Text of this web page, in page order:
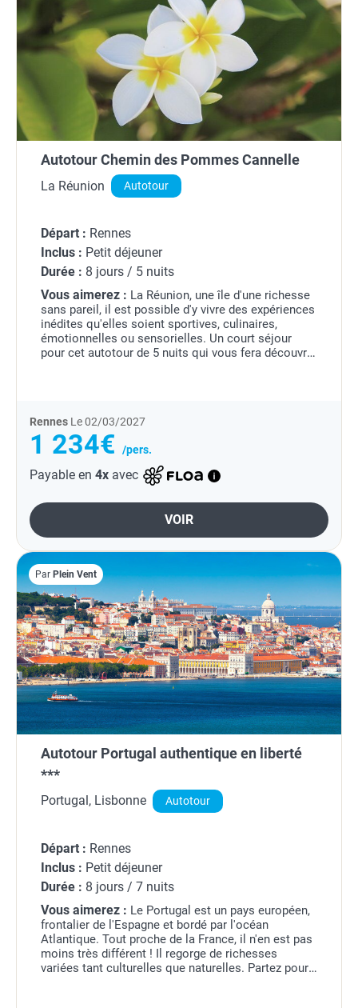
Autotour Chemin des Pommes Cannelle
La Réunion Autotour
Départ : Rennes
Inclus : Petit déjeuner
Durée : 8 jours / 5 nuits
Vous aimerez : La Réunion, une île d'une richesse
sans pareil, il est possible d'y vivre des expériences
inédites qu'elles soient sportives, culinaires,
émotionnelles ou sensorielles. Un court séjour
pour cet autotour de 5 nuits qui vous fera découvrir
Rennes Le 02/03/2027
1 234€ /pers.
Payable en 4x avec
VOIR
Par Plein Vent
Autotour Portugal authentique en liberté
***
Portugal, Lisbonne Autotour
Départ : Rennes
Inclus : Petit déjeuner
Durée : 8 jours / 7 nuits
Vous aimerez : Le Portugal est un pays européen,
frontalier de l'Espagne et bordé par l'océan
Atlantique. Tout proche de la France, il n'en est pas
moins très différent ! Il regorge de richesses
variées tant culturelles que naturelles. Partez pour